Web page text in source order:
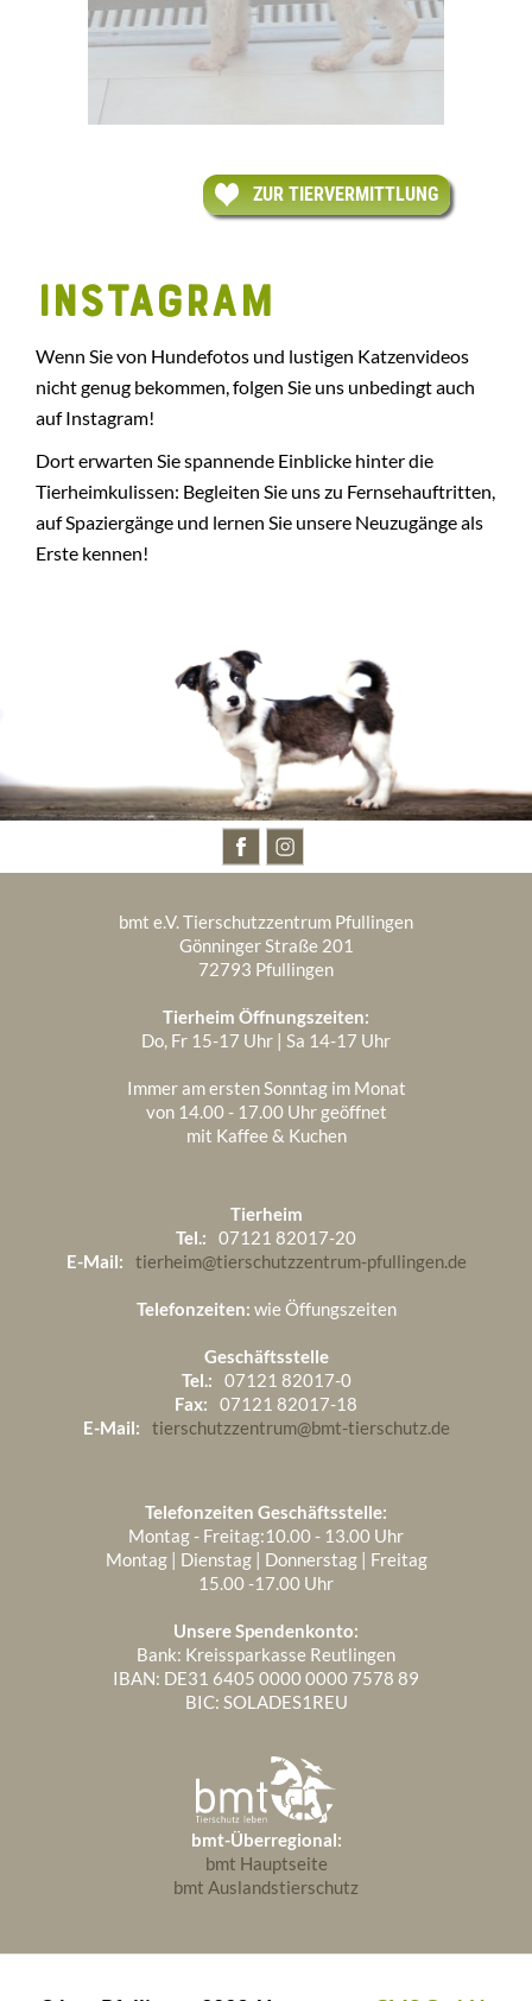
ZUR TIERVERMITTLUNG
INSTAGRAM
Wenn Sie von Hundefotos und lustigen Katzenvideos
nicht genug bekommen, folgen Sie uns unbedingt auch
auf Instagram!
Dort erwarten Sie spannende Einblicke hinter die
Tierheimkulissen: Begleiten Sie uns zu Fernsehauftritten,
auf Spaziergänge und lernen Sie unsere Neuzugänge als
Erste kennen!
bmt e.V. Tierschutzzentrum Pfullingen
Gönninger Straße 201
72793 Pfullingen
Tierheim Öffnungszeiten:
Do, Fr 15-17 Uhr | Sa 14-17 Uhr
Immer am ersten Sonntag im Monat
von 14.00 - 17.00 Uhr geöffnet
mit Kaffee & Kuchen
Tierheim
Tel.:
07121 82017-20
E-Mail:
tierheim@tierschutzzentrum-pfullingen.de
Telefonzeiten: wie Öffungszeiten
Geschäftsstelle
Tel.:
07121 82017-0
Fax:
07121 82017-18
E-Mail:
tierschutzzentrum@bmt-tierschutz.de
Telefonzeiten Geschäftsstelle:
Montag - Freitag:10.00 - 13.00 Uhr
Montag | Dienstag | Donnerstag | Freitag
15.00 -17.00 Uhr
Unsere Spendenkonto:
Bank: Kreissparkasse Reutlingen
IBAN: DE31 6405 0000 0000 7578 89
BIC: SOLADES1REU
bmt-Überregional:
bmt Hauptseite
bmt Auslandstierschutz